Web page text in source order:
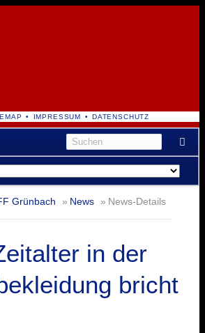
IMPRESSUM DATENSCHUTZ
Grünbach News News-Details
in der
bricht